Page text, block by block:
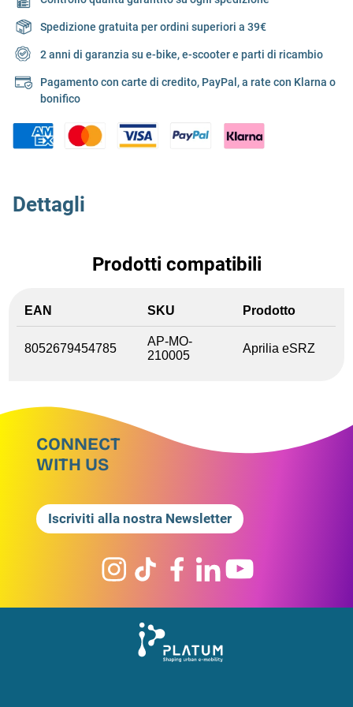
Spedizione gratuita per ordini superiori a 39€
2 anni di garanzia su e-bike, e-scooter e parti di ricambio
Pagamento con carte di credito, PayPal, a rate con Klarna o
bonifico
Dettagli
Prodotti compatibili
EAN SKU Prodotto
8052679454785
AP-MO-
210005
Aprilia eSRZ
CONNECT
WITH US
Iscriviti alla nostra Newsletter